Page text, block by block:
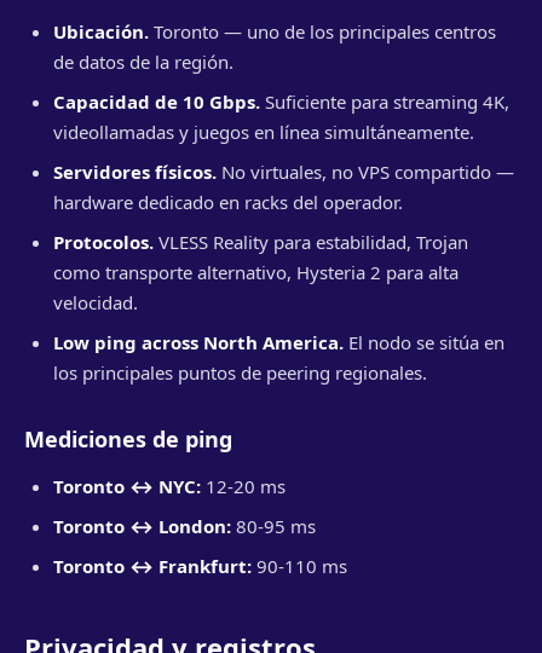
Ubicación. Toronto — uno de los principales centros
de datos de la región.
Capacidad de 10 Gbps. Suficiente para streaming 4K,
videollamadas y juegos en línea simultáneamente.
Servidores físicos. No virtuales, no VPS compartido —
hardware dedicado en racks del operador.
Protocolos. VLESS Reality para estabilidad, Trojan
como transporte alternativo, Hysteria 2 para alta
velocidad.
Low ping across North America. El nodo se sitúa en
los principales puntos de peering regionales.
Mediciones de ping
Toronto ↔ NYC: 12-20 ms
Toronto ↔ London: 80-95 ms
Toronto ↔ Frankfurt: 90-110 ms